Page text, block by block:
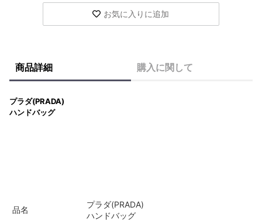
お気に入りに追加
商品詳細 購入に関して
プラダ(PRADA)
ハンドバッグ
品名
プラダ(PRADA)
ハンドバッグ